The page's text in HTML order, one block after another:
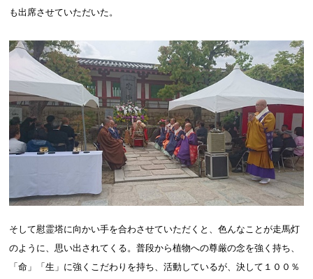
も出席させていただいた。
そして慰霊塔に向かい手を合わさせていただくと、色んなことが走馬灯
のように、思い出されてくる。普段から植物への尊厳の念を強く持ち、
「命」「生」に強くこだわりを持ち、活動しているが、決して１００％